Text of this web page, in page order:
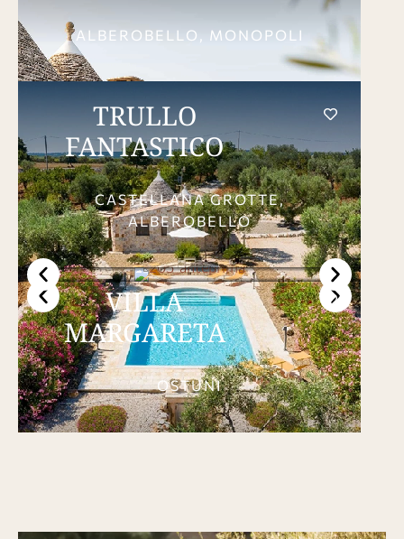
ALBEROBELLO, MONOPOLI
TRULLO
FANTASTICO
CASTELLANA GROTTE,
ALBEROBELLO
VILLA
MARGARETA
OSTUNI